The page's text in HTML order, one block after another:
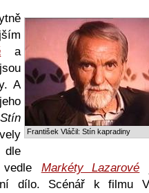
František Vláčil: Stín kapradiny
a
A
Stín
Markéty Lazarové
dílo. Scénář k filmu